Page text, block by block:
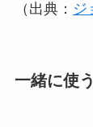
（出典： ジ
一緒に使